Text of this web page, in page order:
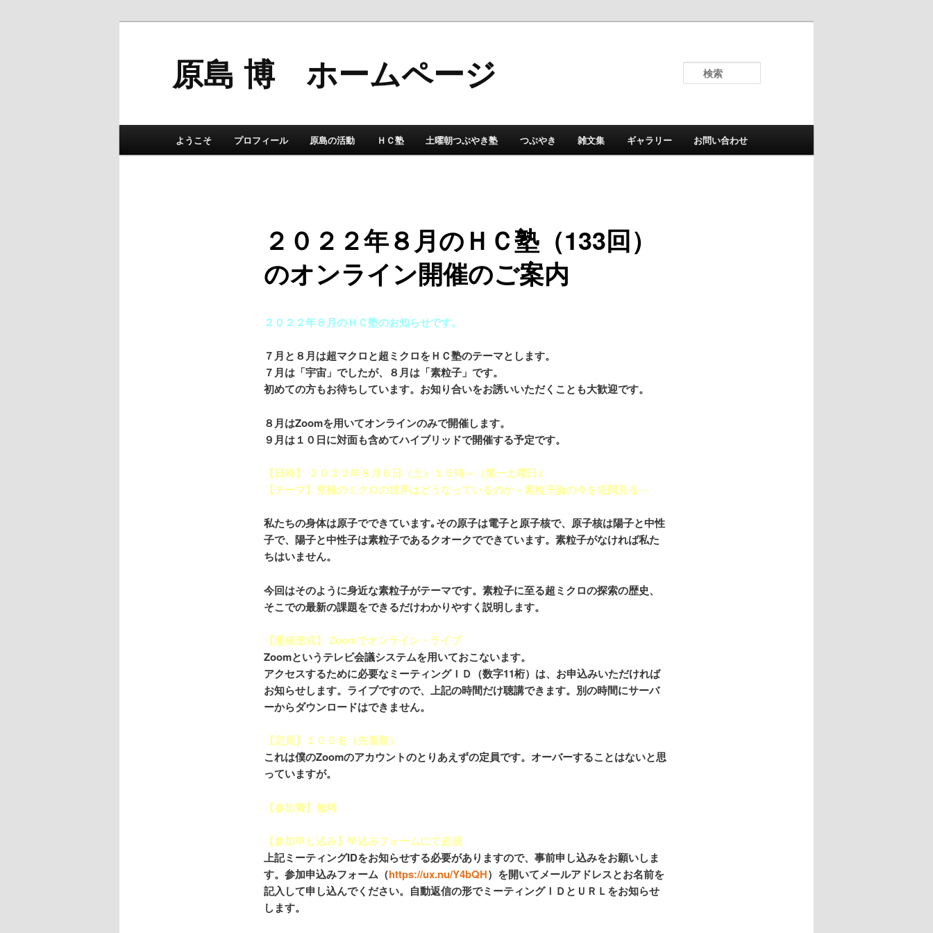
原島 博 ホームページ
メインメニュー
メインコンテンツへ移動
サブコンテンツへ移動
ようこそ プロフィール 原島の活動 ＨＣ塾 土曜朝つぶやき塾 つぶやき 雑文集 ギャラリー お問い合わせ
２０２２年８月のＨＣ塾（133回）
のオンライン開催のご案内
２０２２年８月のＨＣ塾のお知らせです。
７月と８月は超マクロと超ミクロをＨＣ塾のテーマとします。
７月は「宇宙」でしたが、８月は「素粒子」です。
初めての方もお待ちしています。お知り合いをお誘いいただくことも大歓迎です。
８月はZoomを用いてオンラインのみで開催します。
９月は１０日に対面も含めてハイブリッドで開催する予定です。
【日時】 ２０２２年８月６日（土）１５時～（第一土曜日）
【テーマ】究極のミクロの世界はどうなっているのか－素粒子論の今を垣間見る－
私たちの身体は原子でできています｡その原子は電子と原子核で、原子核は陽子と中性
子で、陽子と中性子は素粒子であるクオークでできています。素粒子がなければ私た
ちはいません。
今回はそのように身近な素粒子がテーマです。素粒子に至る超ミクロの探索の歴史、
そこでの最新の課題をできるだけわかりやすく説明します。
【開催形式】 Zoomでオンライン・ライブ
Zoomというテレビ会議システムを用いておこないます。
アクセスするために必要なミーティングＩＤ（数字11桁）は、お申込みいただければ
お知らせします。ライブですので、上記の時間だけ聴講できます。別の時間にサーバ
ーからダウンロードはできません。
【定員】１００名（先着順）
これは僕のZoomのアカウントのとりあえずの定員です。オーバーすることはないと思
っていますが。
【参加費】無料
【参加申し込み】申込みフォームにて必須
上記ミーティングIDをお知らせする必要がありますので、事前申し込みをお願いしま
す。参加申込みフォーム（https://ux.nu/Y4bQH）を開いてメールアドレスとお名前を
記入して申し込んでください。自動返信の形でミーティングＩＤとＵＲＬをお知らせ
します。